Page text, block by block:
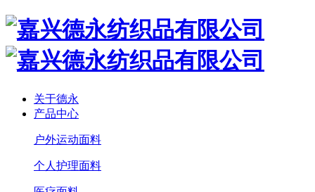
关于德永
产品中心
户外运动面料
个人护理面料